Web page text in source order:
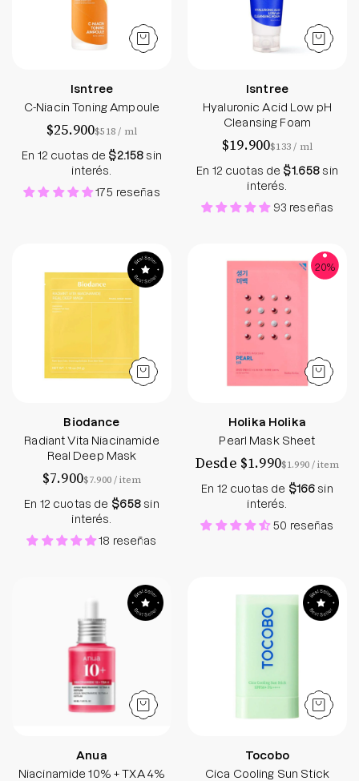
Isntree
C-Niacin Toning Ampoule
$25.900$518/ por
ml
En 12 cuotas de $2.158sin
interés.
175 reseñas
Isntree
Hyaluronic Acid Low pH
Cleansing Foam
$19.900$133/ por
ml
En 12 cuotas de $1.658sin
interés.
93 reseñas
Radiant Vita Niacinamide Real Deep Mask
Biodance
Radiant Vita Niacinamide
Real Deep Mask
$7.900$7.900/por
item
En 12 cuotas de $658sin
interés.
18 reseñas
Pearl Mask
20%
Holika Holika
Pearl Mask Sheet
Desde $1.990$1.990/por
item
En 12 cuotas de $166sin
interés.
50 reseñas
Niacinamide 10% + TXA 4% Serum - Sokobox
Anua
Niacinamide 10% + TXA 4%
Cica Cooling
Tocobo
Cica Cooling Sun Stick